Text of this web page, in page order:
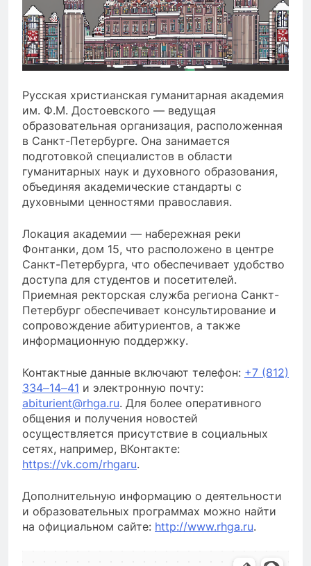
Русская христианская гуманитарная академия
им. Ф.М. Достоевского — ведущая
образовательная организация, расположенная
в Санкт-Петербурге. Она занимается
подготовкой специалистов в области
гуманитарных наук и духовного образования,
объединяя академические стандарты с
духовными ценностями православия.
Локация академии — набережная реки
Фонтанки, дом 15, что расположено в центре
Санкт-Петербурга, что обеспечивает удобство
доступа для студентов и посетителей.
Приемная ректорская служба региона Санкт-
Петербург обеспечивает консультирование и
сопровождение абитуриентов, а также
информационную поддержку.
Контактные данные включают телефон: +7 (812)
334‒14‒41 и электронную почту:
abiturient@rhga.ru. Для более оперативного
общения и получения новостей
осуществляется присутствие в социальных
сетях, например, ВКонтакте:
https://vk.com/rhgaru.
Дополнительную информацию о деятельности
и образовательных программах можно найти
на официальном сайте: http://www.rhga.ru.